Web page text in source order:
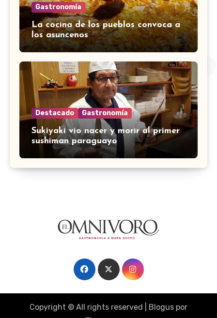
Gastronomía
La cocina de los pueblos convoca a
los asuncenos
Destacado Gastronomía
Sukiyaki vio nacer y morir al primer
sushiman paraguayo
Copyright © All rights reserved Blogus por